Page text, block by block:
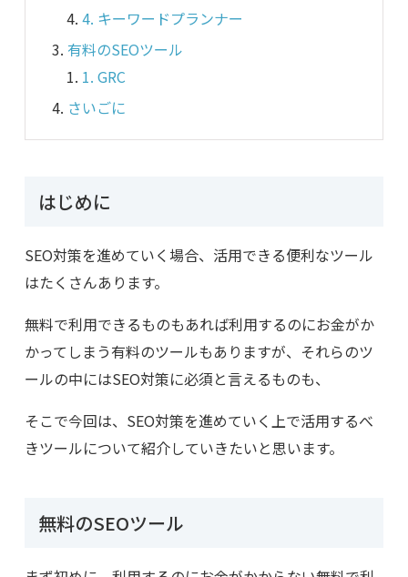
4. キーワードプランナー
有料のSEOツール
1. GRC
さいごに
はじめに
SEO対策を進めていく場合、活用できる便利なツール
はたくさんあります。
無料で利用できるものもあれば利用するのにお金がか
かってしまう有料のツールもありますが、それらのツ
ールの中にはSEO対策に必須と言えるものも、
そこで今回は、 SEO対策を進めていく上で活用するべ
きツールについて紹介していきたいと思います。
無料のSEOツール